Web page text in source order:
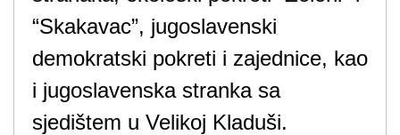
“Skakavac”, jugoslavenski
demokratski pokreti i zajednice, kao
i jugoslavenska stranka sa
sjedištem u Velikoj Kladuši.